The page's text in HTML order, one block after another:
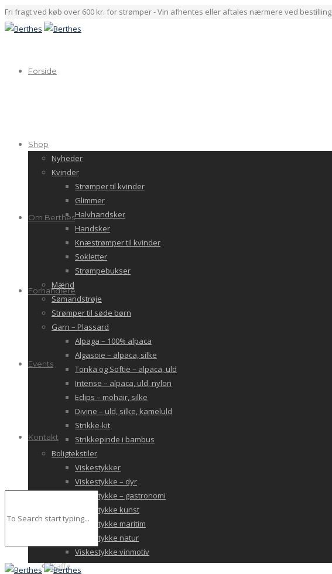
Fri fragt ved køb over 600 kr. for strømper - Vin afhentes eller aftales nærmere ved bestilling
Forside
Shop
Nyheder
Kvinder
Strømper til kvinder
Glimmer
Halvhandsker
Handsker
Knæstrømper til kvinder
Sokletter
Strømpebukser
Mænd
Sømandstrøje
Strømper til søde børn
Garn – Plassard
Alpaga – 100% alpaca
Algasoie – alpaca, silke
Tonka og Softie – alpaca, uld
Intense – alpaca, uld, nylon
Eclips – mohair, silke
Divine – uld, silke, kameluld
Strikke-kit
Strikkepinde i bambus
Boligtekstiler
Viskestykker
Viskestykke – dyr
Viskestykke – gastronomi
Viskestykke kunst
Viskestykke maritim
Viskestykke natur
Viskestykke vinmotiv
Kaffe
Om Berthes
Forhandlere
Events
Kontakt